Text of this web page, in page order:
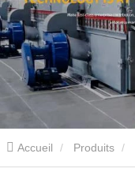
Accueil Produits